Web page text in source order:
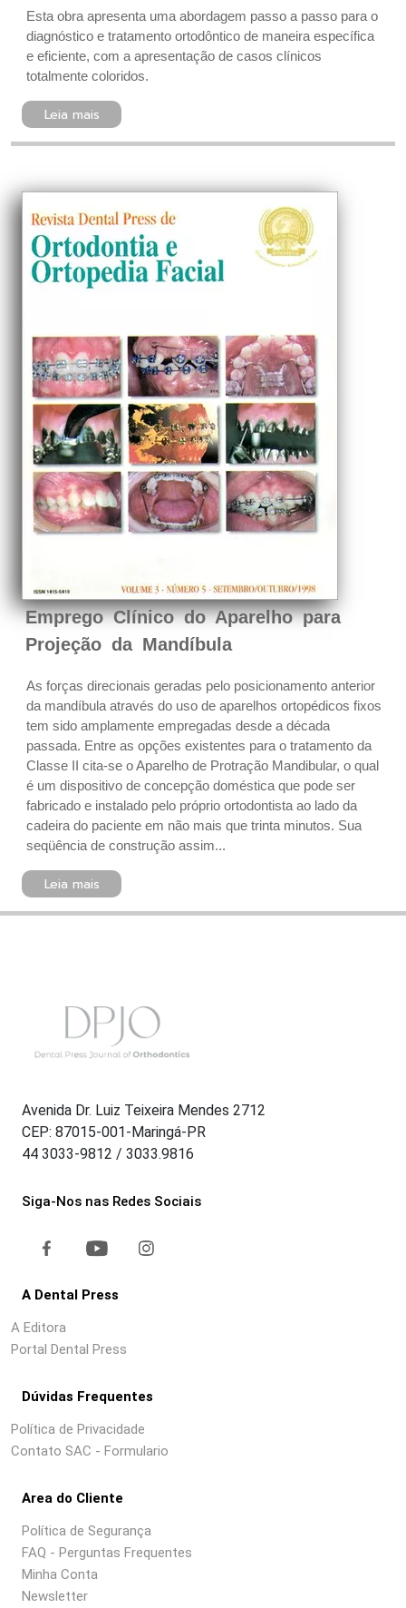
Esta obra apresenta uma abordagem passo a passo para o
diagnóstico e tratamento ortodôntico de maneira específica
e eficiente, com a apresentação de casos clínicos
totalmente coloridos.
Leia mais
Emprego Clínico do Aparelho para
Projeção da Mandíbula
As forças direcionais geradas pelo posicionamento anterior
da mandíbula através do uso de aparelhos ortopédicos fixos
tem sido amplamente empregadas desde a década
passada. Entre as opções existentes para o tratamento da
Classe II cita-se o Aparelho de Protração Mandibular, o qual
é um dispositivo de concepção doméstica que pode ser
fabricado e instalado pelo próprio ortodontista ao lado da
cadeira do paciente em não mais que trinta minutos. Sua
seqüência de construção assim...
Leia mais
Avenida Dr. Luiz Teixeira Mendes 2712
CEP: 87015-001-Maringá-PR
44 3033-9812 / 3033.9816
Siga-Nos nas Redes Sociais
A Dental Press
A Editora
Portal Dental Press
Dúvidas Frequentes
Política de Privacidade
Contato SAC - Formulario
Area do Cliente
Política de Segurança
FAQ - Perguntas Frequentes
Minha Conta
Newsletter